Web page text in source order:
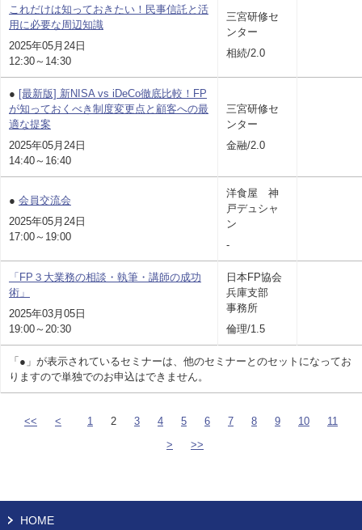
「●」が表示されているセミナーは、他のセミナーとのセットになってお
りますので単独でのお申込はできません。
これだけは知っておきたい！民事信託と活
用に必要な周辺知識
2025年05月24日
12:30～14:30
三宮研修セ
ンター
相続/2.0
● [最新版] 新NISA vs iDeCo徹底比較！FP
が知っておくべき制度変更点と顧客への最
適な提案
2025年05月24日
14:40～16:40
三宮研修セ
ンター
金融/2.0
● 会員交流会
2025年05月24日
17:00～19:00
洋食屋 神
戸デュシャ
ン
-
「FP３大業務の相談・執筆・講師の成功
術」
2025年03月05日
19:00～20:30
日本FP協会
兵庫支部
事務所
倫理/1.5
<< < 1 2 3 4 5 6 7 8 9 10
11
>
>>
HOME